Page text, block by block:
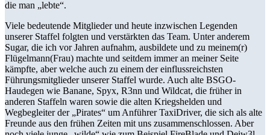
die man „lebte“.
Viele bedeutende Mitglieder und heute inzwischen Legenden
unserer Staffel folgten und verstärkten das Team. Unter anderem
Sugar, die ich vor Jahren aufnahm, ausbildete und zu meinem(r)
Flügelmann(Frau) machte und seitdem immer an meiner Seite
kämpfte, aber welche auch zu einem der einflussreichsten
Führungsmitglieder unserer Staffel wurde. Auch alte BSGO-
Haudegen wie Banane, Spyx, R3nn und Wildcat, die früher in
anderen Staffeln waren sowie die alten Kriegshelden und
Wegbegleiter der „Pirates“ um Anführer TaxiDriver, die sich als alte
Freunde aus den frühen Zeiten mit uns zusammenschlossen. Aber